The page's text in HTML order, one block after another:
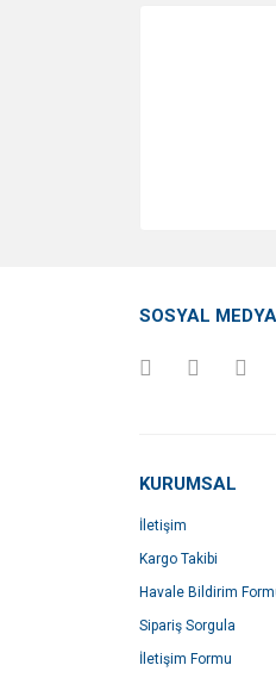
SOSYAL MEDYA
KURUMSAL
İletişim
Kargo Takibi
Havale Bildirim
Sipariş Sorgula
İletişim Formu